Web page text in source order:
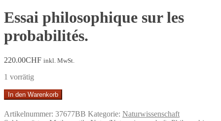
Essai philosophique sur les
probabilités.
220.00CHF inkl. MwSt.
1 vorrätig
Essai
philosophique
sur
In den Warenkorb
Artikelnummer: 37677BB Kategorie: Naturwissenschaft